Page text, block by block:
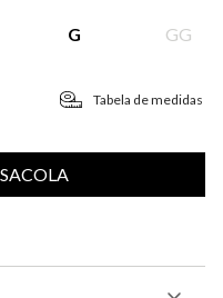
G GG
Tabela de medidas